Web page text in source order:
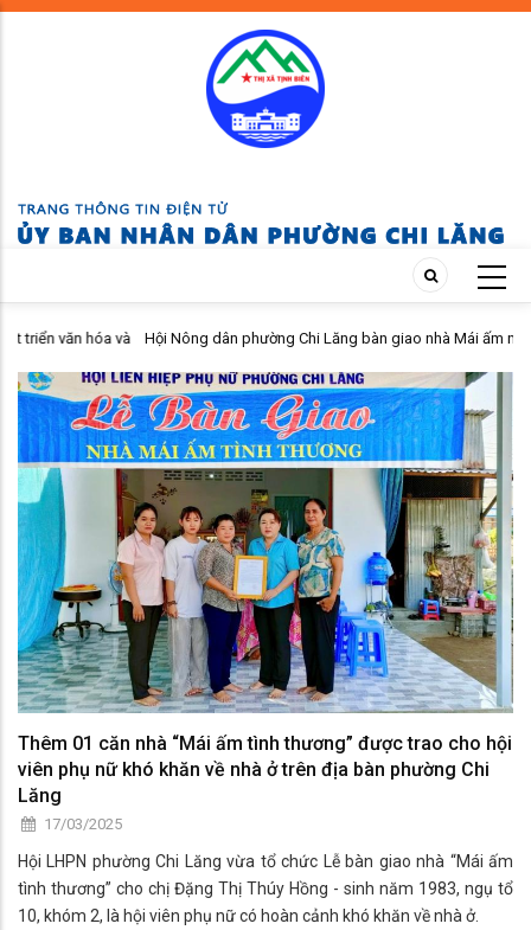
Skip
Hội Nông dân phường Chi Lăng bàn giao nhà Mái ấm nông dân cho hội
viên khó khăn
Thêm 01 căn nhà “Mái ấm tình thương” được trao cho hội
viên phụ nữ khó khăn về nhà ở trên địa bàn phường Chi
Lăng
17/03/2025
Hội LHPN phường Chi Lăng vừa tổ chức Lễ bàn giao nhà “Mái ấm
tình thương” cho chị Đặng Thị Thúy Hồng - sinh năm 1983, ngụ tổ
10, khóm 2, là hội viên phụ nữ có hoàn cảnh khó khăn về nhà ở.